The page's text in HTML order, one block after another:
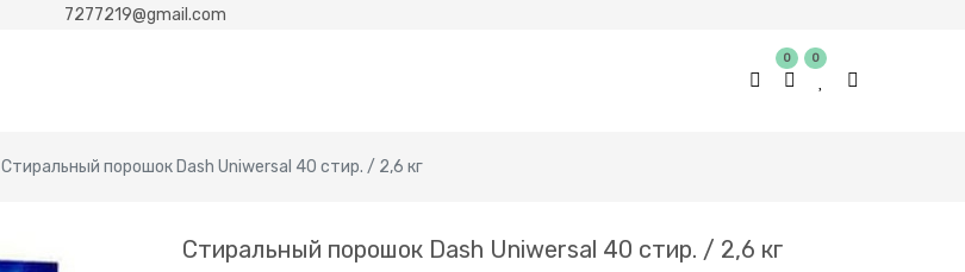
7277219@gmail.com
0 0
Стиральный порошок Dash Uniwersal 40 стир. / 2,6 кг
Стиральный порошок Dash Uniwersal 40 стир. / 2,6 кг